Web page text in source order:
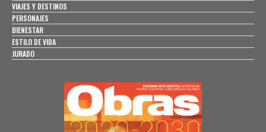
VIAJES Y DESTINOS
PERSONAJES
BIENESTAR
ESTILO DE VIDA
JURADO